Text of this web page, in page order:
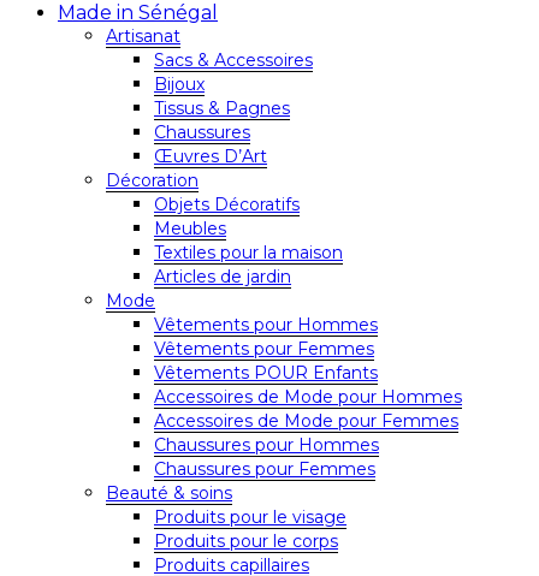
Made in Sénégal
Artisanat
Sacs & Accessoires
Bijoux
Tissus & Pagnes
Chaussures
Œuvres D’Art
Décoration
Objets Décoratifs
Meubles
Textiles pour la maison
Articles de jardin
Mode
Vêtements pour Hommes
Vêtements pour Femmes
Vêtements POUR Enfants
Accessoires de Mode pour Hommes
Accessoires de Mode pour Femmes
Chaussures pour Hommes
Chaussures pour Femmes
Beauté & soins
Produits pour le visage
Produits pour le corps
Produits capillaires